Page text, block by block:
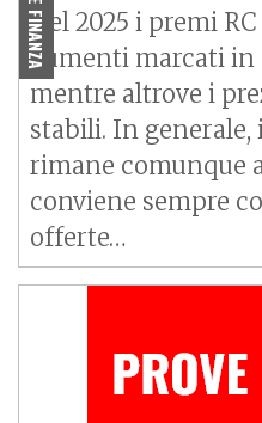
Nel 2025 i premi
aumenti marcati in
mentre altrove i
stabili. In generale,
rimane comunque
conviene sempre
offerte…